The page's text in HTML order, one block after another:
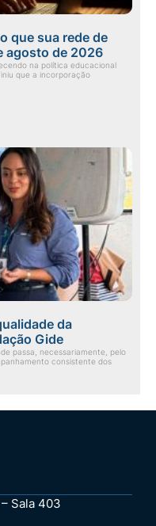
que sua rede de
agosto de 2026
na política educacional
que a incorporação
da
Gide
passa, necessariamente, pelo
consistente dos
Sala 403